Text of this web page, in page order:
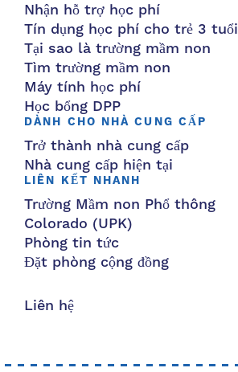
Nhận hỗ trợ học phí
Tín dụng học phí cho trẻ 3 tuổi
Tại sao là trường mầm non
Tìm trường mầm non
Máy tính học phí
Học bổng DPP
DÀNH CHO NHÀ CUNG CẤP
Trở thành nhà cung cấp
Nhà cung cấp hiện tại
LIÊN KẾT NHANH
Trường Mầm non Phổ thông
Colorado (UPK)
Phòng tin tức
Đặt phòng cộng đồng
Liên hệ